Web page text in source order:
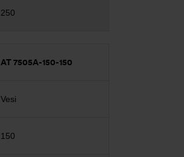
250
AT 7505A-150-150
Vesi
150